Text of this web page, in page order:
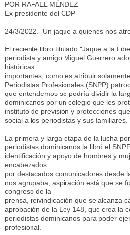
POR RAFAEL MÉNDEZ
Ex presidente del CDP
24/3/2022.- Un jaque a quienes nos
El reciente libro titulado “Jaque a la
periodista y amigo Miguel Guerrero
históricas
importantes, como es atribuir
Periodistas Profesionales (SNPP)
que entendemos se podría dividir la
dominicanos por un colegio que les
instituto de previsión y protecciones
social a los periodistas y sus familiares.
La primera y larga etapa de la lucha
periodistas dominicanos la libró el
identificación y apoyo de hombres y
encabezados
por destacados comunicadores desde
nos agrupaba, aspiración está que se
congreso de la
prensa, reivindicación que se alcanza
aprobación de la Ley 148, que crea la
periodistas dominicanos para poder
profesional.